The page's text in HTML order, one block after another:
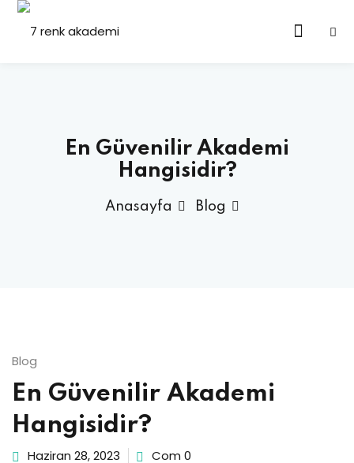
En Güvenilir Akademi
Hangisidir?
Anasayfa Blog
Blog
En Güvenilir Akademi
Hangisidir?
Haziran 28, 2023 Com 0